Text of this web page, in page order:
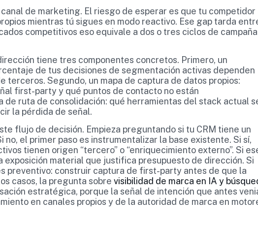
de marketing. El riesgo de esperar es que tu competidor
mientras tú sigues en modo reactivo. Ese gap tarda
competitivos eso equivale a dos o tres ciclos de campaña
tiene tres componentes concretos. Primero, un
de tus decisiones de segmentación activas dependen
terceros. Segundo, un mapa de captura de datos propios:
first-party y qué puntos de contacto no están
de ruta de consolidación: qué herramientas del stack actual
la pérdida de señal.
flujo de decisión. Empieza preguntando si tu CRM tiene un
el primer paso es instrumentalizar la base existente. Si sí,
tienen origen “tercero” o “enriquecimiento externo”. Si
exposición material que justifica presupuesto de dirección. Si
preventivo: construir captura de first-party antes de que la
casos, la pregunta sobre visibilidad de marca en IA y
estratégica, porque la señal de intención que antes
en canales propios y de la autoridad de marca en